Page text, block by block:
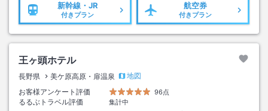
新幹線・JR
付きプラン
航空券
付きプラン
王ヶ頭ホテル
長野県 美ケ原高原・扉温泉
地図
お客様アンケート評価
96点
るるぶトラベル評価
集計中